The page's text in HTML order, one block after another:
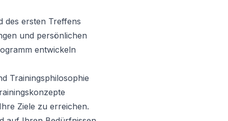
des ersten Treffens
und persönlichen
entwickeln
Trainingsphilosophie
Ziele zu erreichen.